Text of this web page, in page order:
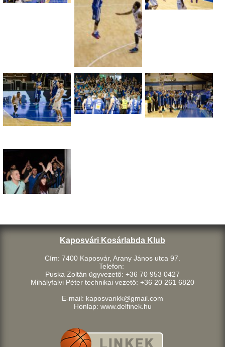
Kaposvári Kosárlabda Klub
Cím: 7400 Kaposvár, Arany János utca 97.
Telefon:
Puska Zoltán ügyvezető: +36 70 953 0427
Mihályfalvi Péter technikai vezető: +36 20 261 6820
E-mail: kaposvarikk@gmail.com
Honlap: www.delfinek.hu